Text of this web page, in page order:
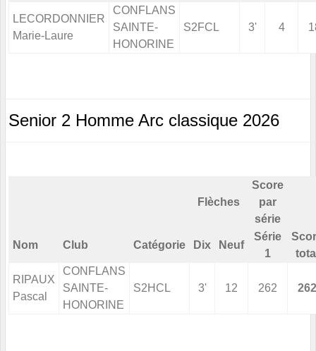
LECORDONNIER
Marie-Laure
CONFLANS
SAINTE-
HONORINE
S2FCL 3' 4
Senior 2 Homme Arc classique 2026
Flèches
Score
par
série
Nom Club Catégorie Dix Neuf
Série
1
RIPAUX
Pascal
CONFLANS
SAINTE-
HONORINE
S2HCL 3' 12 262 262